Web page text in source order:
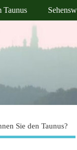
Taunus
Sie den Taunus?